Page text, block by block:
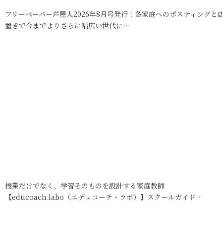
フリーペーパー芦屋人2026年8月号発行！各家庭へのポスティングと
置きで今までよりさらに幅広い世代に…
授業だけでなく、学習そのものを設計する家庭教師
【educoach.labo（エデュコーチ・ラボ）】スクールガイド…